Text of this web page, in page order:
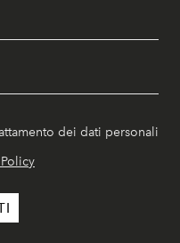
dei dati personali